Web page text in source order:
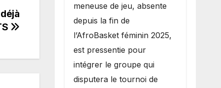
meneuse de jeu, absente
depuis la fin de
l’AfroBasket féminin 2025,
est pressentie pour
intégrer le groupe qui
disputera le tournoi de